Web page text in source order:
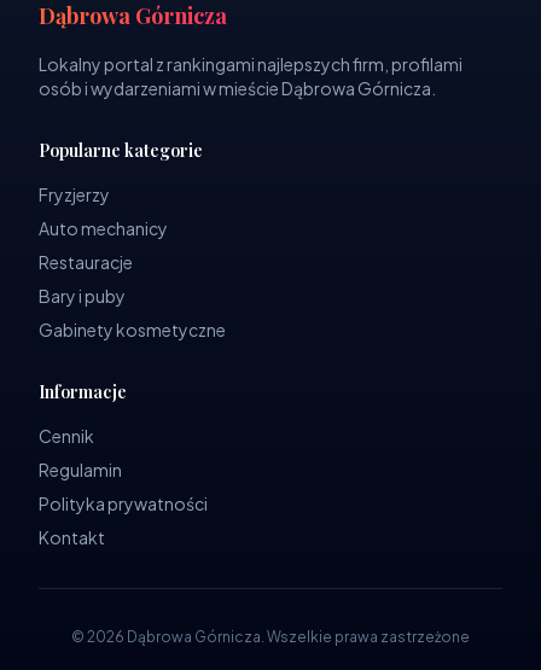
Dąbrowa Górnicza
Lokalny portal z rankingami najlepszych firm, profilami
osób i wydarzeniami w mieście Dąbrowa Górnicza.
Popularne kategorie
Fryzjerzy
Auto mechanicy
Restauracje
Bary i puby
Gabinety kosmetyczne
Informacje
Cennik
Regulamin
Polityka prywatności
Kontakt
© 2026 Dąbrowa Górnicza. Wszelkie prawa zastrzeżone